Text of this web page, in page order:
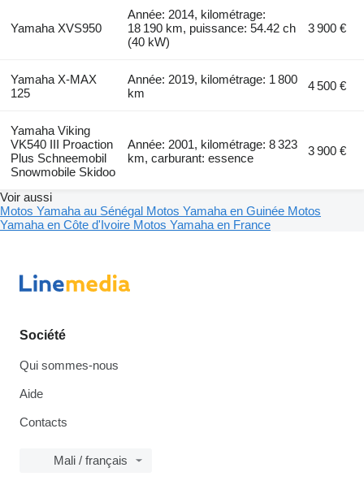
Yamaha XVS950
Année: 2014, kilométrage:
18 190 km, puissance: 54.42 ch
(40 kW)
3 900 €
Yamaha X-MAX
125
Année: 2019, kilométrage: 1 800
km
4 500 €
Yamaha Viking
VK540 III Proaction
Plus Schneemobil
Snowmobile Skidoo
Année: 2001, kilométrage: 8 323
km, carburant: essence
3 900 €
Voir aussi
Motos Yamaha au Sénégal Motos Yamaha en Guinée Motos
Yamaha en Côte d'Ivoire Motos Yamaha en France
Société
Qui sommes-nous
Aide
Contacts
Mali / français